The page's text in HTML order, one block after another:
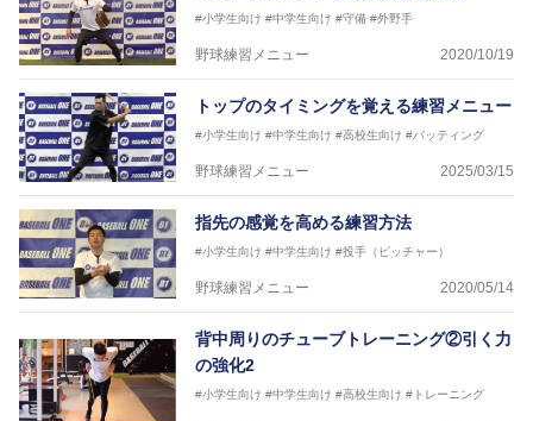
#小学生向け #中学生向け #守備 #外野手
野球練習メニュー 2020/10/19
トップのタイミングを覚える練習メニュー
#小学生向け #中学生向け #高校生向け #バッティング
野球練習メニュー 2025/03/15
指先の感覚を高める練習方法
#小学生向け #中学生向け #投手（ピッチャー）
野球練習メニュー 2020/05/14
背中周りのチューブトレーニング②引く力
の強化2
#小学生向け #中学生向け #高校生向け #トレーニング